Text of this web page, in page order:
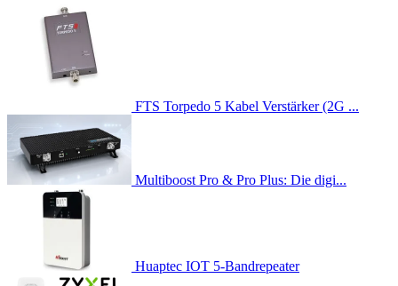
FTS Torpedo 5 Kabel Verstärker (2G ...
Multiboost Pro & Pro Plus: Die digi...
Huaptec IOT 5-Bandrepeater